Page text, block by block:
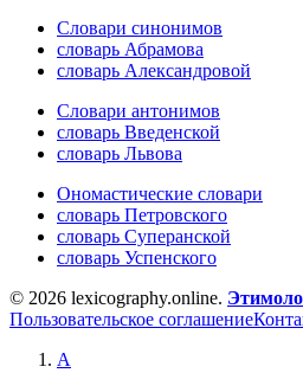
Словари синонимов
словарь Абрамова
словарь Александровой
Словари антонимов
словарь Введенской
словарь Львова
Ономастические словари
словарь Петровского
словарь Суперанской
словарь Успенского
© 2026 lexicography.online.
Пользовательское соглашение
А